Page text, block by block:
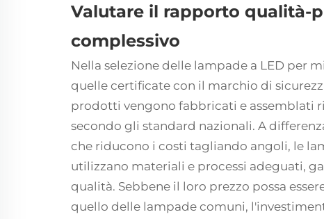
Valutare il rapporto qualità-
complessivo
Nella selezione delle lampade a LED per
quelle certificate con il marchio di
prodotti vengono fabbricati e assemblati
secondo gli standard nazionali. A
che riducono i costi tagliando angoli, le
utilizzano materiali e processi adeguati,
qualità. Sebbene il loro prezzo possa
quello delle lampade comuni,